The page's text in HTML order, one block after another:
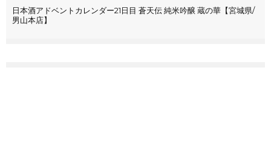
日本酒アドベントカレンダー21日目 蒼天伝 純米吟醸 蔵の華【宮城県/
男山本店】